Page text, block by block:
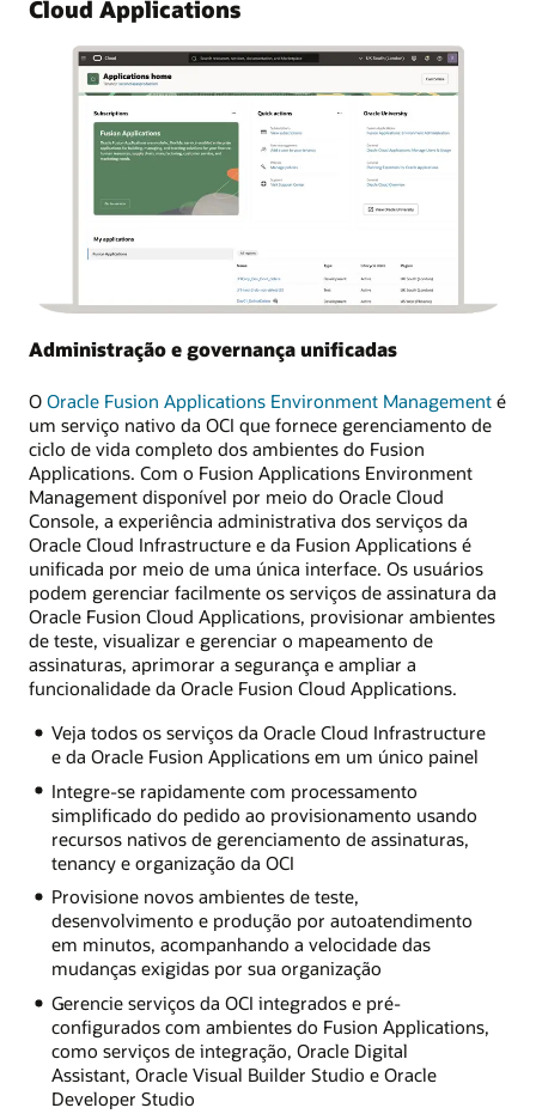
Cloud Applications
Administração e governança unificadas
O Oracle Fusion Applications Environment Management é
um serviço nativo da OCI que fornece gerenciamento de
ciclo de vida completo dos ambientes do Fusion
Applications. Com o Fusion Applications Environment
Management disponível por meio do Oracle Cloud
Console, a experiência administrativa dos serviços da
Oracle Cloud Infrastructure e da Fusion Applications é
unificada por meio de uma única interface. Os usuários
podem gerenciar facilmente os serviços de assinatura da
Oracle Fusion Cloud Applications, provisionar ambientes
de teste, visualizar e gerenciar o mapeamento de
assinaturas, aprimorar a segurança e ampliar a
funcionalidade da Oracle Fusion Cloud Applications.
Veja todos os serviços da Oracle Cloud Infrastructure
e da Oracle Fusion Applications em um único painel
Integre-se rapidamente com processamento
simplificado do pedido ao provisionamento usando
recursos nativos de gerenciamento de assinaturas,
tenancy e organização da OCI
Provisione novos ambientes de teste,
desenvolvimento e produção por autoatendimento
em minutos, acompanhando a velocidade das
mudanças exigidas por sua organização
Gerencie serviços da OCI integrados e pré-
configurados com ambientes do Fusion Applications,
como serviços de integração, Oracle Digital
Assistant, Oracle Visual Builder Studio e Oracle
Developer Studio